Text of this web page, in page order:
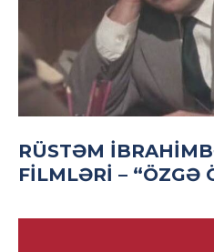
RÜSTƏM
FILMLƏRI – “ÖZGƏ